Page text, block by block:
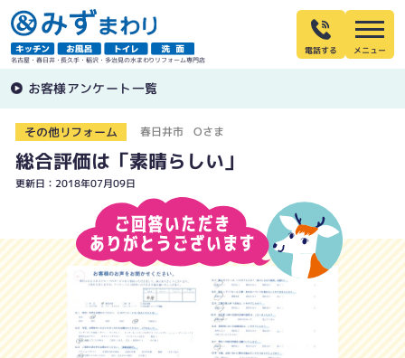
名古屋・春日井・長久手・稲沢・多治見の水まわりリフォーム専門店
電話する
お客様アンケート一覧
その他リフォーム 春日井市 Oさま
総合評価は「素晴らしい」
更新日：2018年07月09日